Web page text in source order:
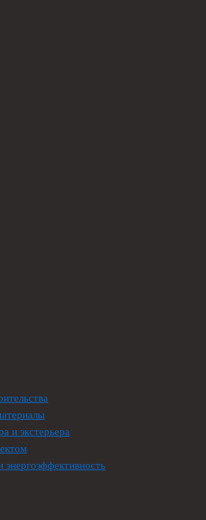
и экстерьера
энергоэффективность